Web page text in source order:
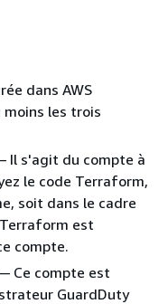
dans AWS
les trois
Il s'agit du compte à
le code Terraform,
soit dans le cadre
est
compte.
Ce compte est
GuardDuty